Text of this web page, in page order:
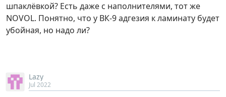
шпаклёвкой? Есть даже с наполнителями, тот же
NOVOL. Понятно, что у ВК-9 адгезия к ламинату будет
убойная, но надо ли?
Lazy
Jul 2022